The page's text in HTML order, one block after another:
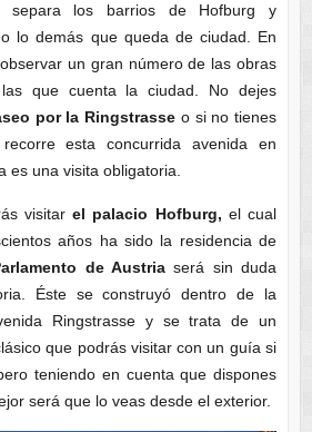
los barrios de Hofburg y
lo demás que queda de ciudad. En
un gran número de las obras
las que cuenta la ciudad. No dejes
por la Ringstrasse o si no tienes
esta concurrida avenida en
es una visita obligatoria.
visitarel palacio Hofburg, el cual
años ha sido la residencia de
de Austriaserá sin duda
Éste se construyó dentro de la
Ringstrasse y se trata de un
que podrás visitar con un guía si
teniendo en cuenta que dispones
será que lo veas desde el exterior.